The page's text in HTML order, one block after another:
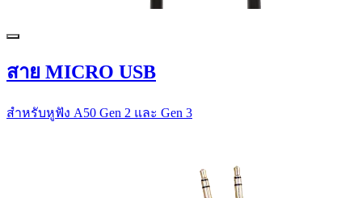
สาย MICRO USB
สำหรับหูฟัง A50 Gen 2 และ Gen 3